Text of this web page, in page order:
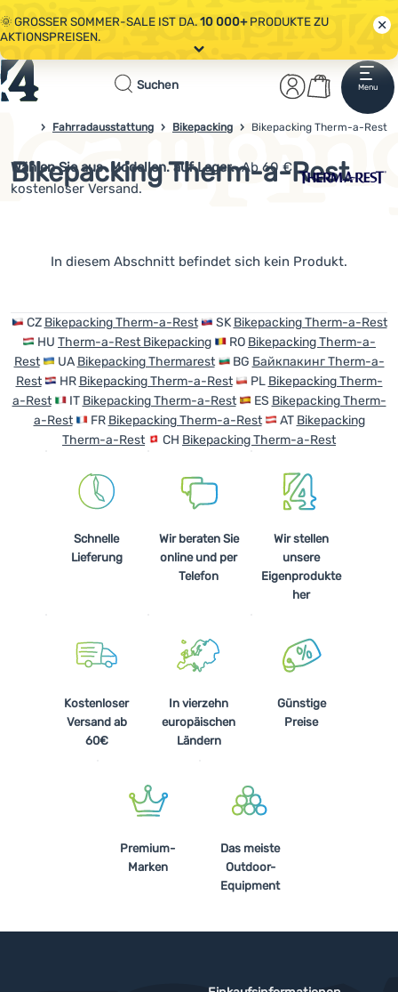
🌞 GROSSER SOMMER-SALE IST DA.10 000+PRODUKTE ZU
AKTIONSPREISEN.
🤫 - 10 % AUF AUSGEWÄHLTE CAMPING- & WANDERAUSRÜSTUNG.
CODE OUT10
AKTIONSPREISEN.
Alle Aktionen
Suchen
Anmelden
Warenkorb
Menu
Startseite
Bekleidung
Zelte
Ausrüstung
Kochen
Ultraleichte
Ausrüstung
Kontakte
4campingshop.de
Fahrradausstattung Bikepacking Bikepacking Therm-a-Rest
Bikepacking Therm-a-Rest
Wählen Sie aus Modellen. auf Lager. Ab 60 €
kostenloser Versand.
Produkte
In diesem Abschnitt befindet sich kein Produkt.
CZ Bikepacking Therm-a-Rest SK Bikepacking Therm-a-Rest
HU Therm-a-Rest Bikepacking RO Bikepacking Therm-a-
Rest
UA Bikepacking Thermarest BG Байкпакинг Therm-a-
Rest
HR Bikepacking Therm-a-Rest PL Bikepacking Therm-
a-Rest
IT Bikepacking Therm-a-Rest ES Bikepacking Therm-
a-Rest
FR Bikepacking Therm-a-Rest AT Bikepacking
Therm-a-Rest
CH Bikepacking Therm-a-Rest
Schnelle
Lieferung
Wir beraten Sie
online und per
Telefon
Wir stellen
unsere
Eigenprodukte
her
Kostenloser
Versand ab
60€
In vierzehn
europäischen
Ländern
Günstige
Preise
Premium-
Marken
Das meiste
Outdoor-
Equipment